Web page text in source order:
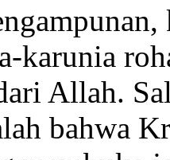
karunia
Allah.
bahwa